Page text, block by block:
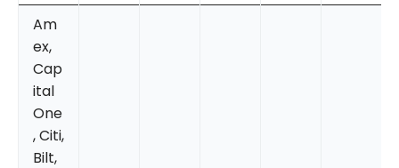
Am
ex,
Cap
ital
One
, Citi,
Bilt,